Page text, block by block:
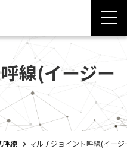
線(イージー
呼線 マルチジョイント呼線(イー